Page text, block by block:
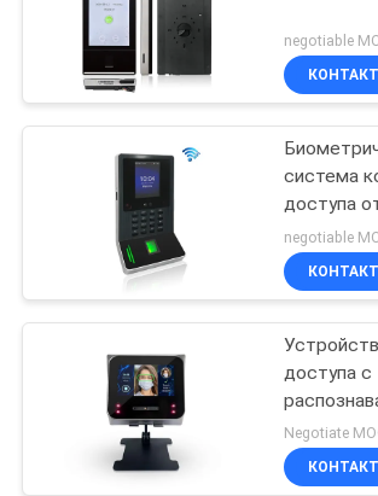
negotiable
система
доступа
пальцев и
система
WiFi/TCP/
negotiable
доступа с
радужной
глаз и
Negotiate